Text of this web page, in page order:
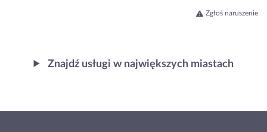
Zgłoś naruszenie
Znajdź usługi w największych miastach